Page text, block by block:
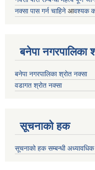
नक्सा पास गर्न चाहिने आवश्यक
बनेपा नगरपालिका
बनेपा नगरपालिका श्रोत नक्सा
वडागत श्रोत नक्सा
सूचनाको हक
सूचनाको हक सम्बन्धी